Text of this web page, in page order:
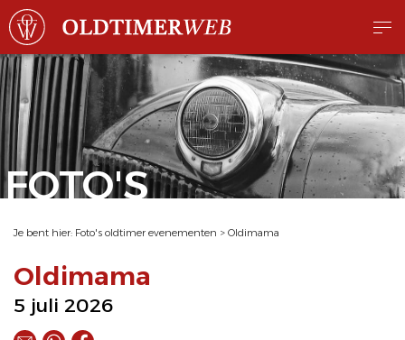
FOTO'S
Je bent hier: Foto's oldtimer evenementen > Oldimama
Oldimama
5 juli 2026